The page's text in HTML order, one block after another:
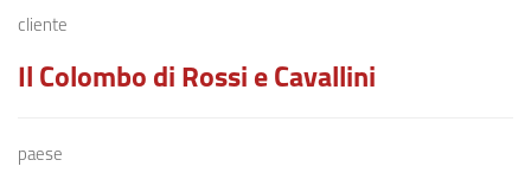
cliente
Il Colombo di Rossi e Cavallini
paese